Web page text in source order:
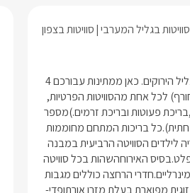
סוויטות בגליל המערבי סוויטות בצפון